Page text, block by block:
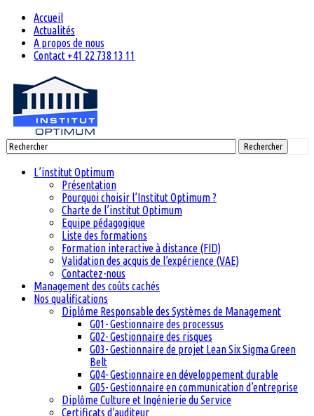
Accueil
Actualités
A propos de nous
Contact +41 22 738 13 11
Rechercher
L’institut Optimum
Présentation
Pourquoi choisir l’Institut Optimum ?
Charte de l’institut Optimum
Equipe pédagogique
Liste des formations
Formation interactive à distance (FID)
Validation des acquis de l’expérience (VAE)
Contactez-nous
Management des coûts cachés
Nos qualifications
Diplôme Responsable des Systèmes de Management
G01- Gestionnaire des processus
G02- Gestionnaire des risques
G03- Gestionnaire de projet Lean Six Sigma Green
Belt
G04- Gestionnaire en développement durable
G05- Gestionnaire en communication d’entreprise
Diplôme Culture et Ingénierie du Service
Certificats d’auditeur